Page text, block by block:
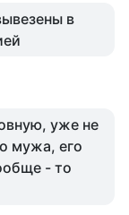
в
уже не
мужа, его
- то